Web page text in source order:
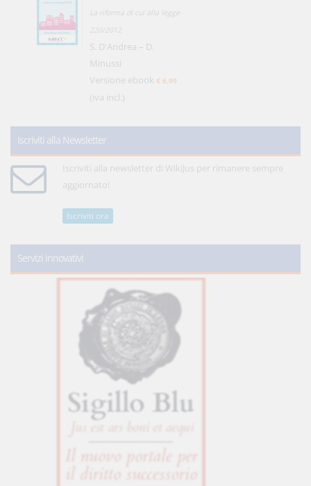
La riforma di cui alla legge
220/2012
S. D'Andrea – D.
Minussi
Versione ebook€ 6,99
(iva incl.)
Iscriviti alla Newsletter
Iscriviti alla newsletter di WikiJus per rimanere sempre
aggiornato!
Iscriviti ora
Servizi innovativi